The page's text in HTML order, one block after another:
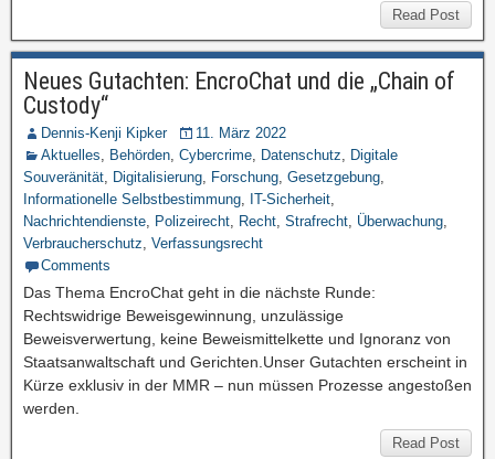
Read Post
Neues Gutachten: EncroChat und die „Chain of
Custody“
Dennis-Kenji Kipker
11. März 2022
Aktuelles, Behörden, Cybercrime, Datenschutz, Digitale
Souveränität, Digitalisierung, Forschung, Gesetzgebung,
Informationelle Selbstbestimmung, IT-Sicherheit,
Nachrichtendienste, Polizeirecht, Recht, Strafrecht, Überwachung,
Verbraucherschutz, Verfassungsrecht
Comments
Das Thema EncroChat geht in die nächste Runde:
Rechtswidrige Beweisgewinnung, unzulässige
Beweisverwertung, keine Beweismittelkette und Ignoranz von
Staatsanwaltschaft und Gerichten.Unser Gutachten erscheint in
Kürze exklusiv in der MMR – nun müssen Prozesse angestoßen
werden.
Read Post